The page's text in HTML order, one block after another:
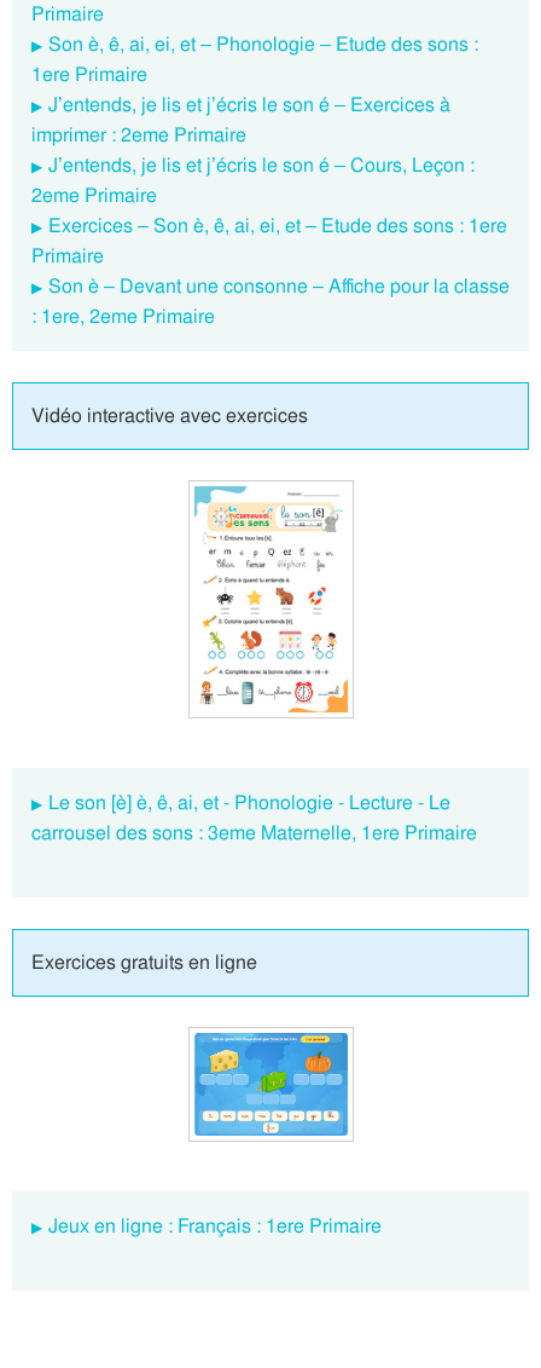
Primaire
Son è, ê, ai, ei, et – Phonologie – Etude des sons :
1ere Primaire
J’entends, je lis et j’écris le son é – Exercices à
imprimer : 2eme Primaire
J’entends, je lis et j’écris le son é – Cours, Leçon :
2eme Primaire
Exercices – Son è, ê, ai, ei, et – Etude des sons : 1ere
Primaire
Son è – Devant une consonne – Affiche pour la classe
: 1ere, 2eme Primaire
Vidéo interactive avec exercices
Le son [è] è, ê, ai, et - Phonologie - Lecture - Le
carrousel des sons : 3eme Maternelle, 1ere Primaire
Exercices gratuits en ligne
Jeux en ligne : Français : 1ere Primaire